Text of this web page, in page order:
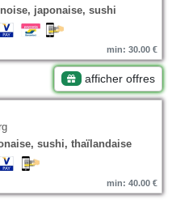
japonaise, sushi
min: 30.00 €
afficher offres
sushi, thaïlandaise
min: 40.00 €